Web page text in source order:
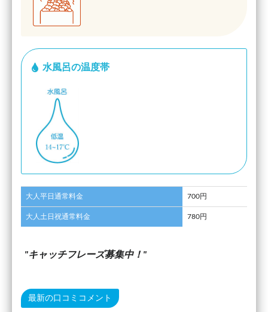
水風呂の温度帯
大人平日通常料金 700円
大人土日祝通常料金 780円
キャッチフレーズ募集中！
最新の口コミコメント